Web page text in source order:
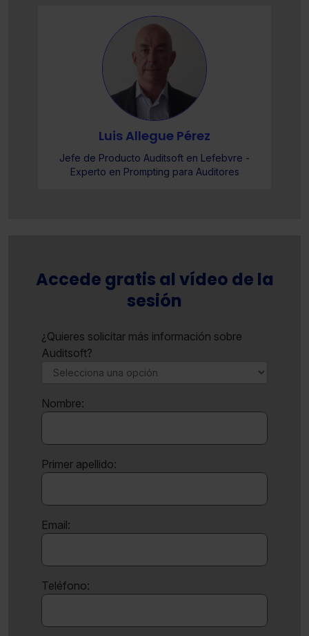
Luis Allegue Pérez
Jefe de Producto Auditsoft en Lefebvre -
Experto en Prompting para Auditores
Accede gratis al vídeo de la
sesión
¿Quieres solicitar más información sobre
Auditsoft?
Nombre:
Primer apellido:
Email:
Teléfono: